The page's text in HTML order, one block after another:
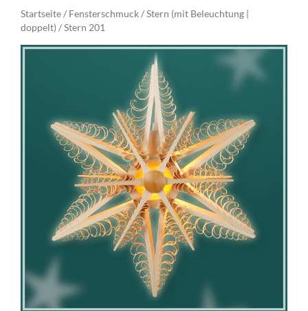
Startseite/ Fensterschmuck/Stern (mit Beleuchtung |
doppelt) / Stern 201